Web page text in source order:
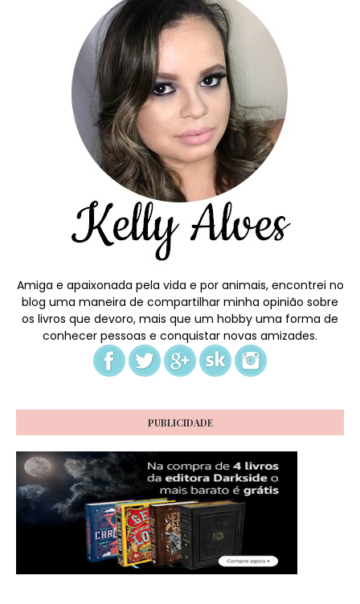
Amiga e apaixonada pela vida e por animais, encontrei no
blog uma maneira de compartilhar minha opinião sobre
os livros que devoro, mais que um hobby uma forma de
conhecer pessoas e conquistar novas amizades.
PUBLICIDADE